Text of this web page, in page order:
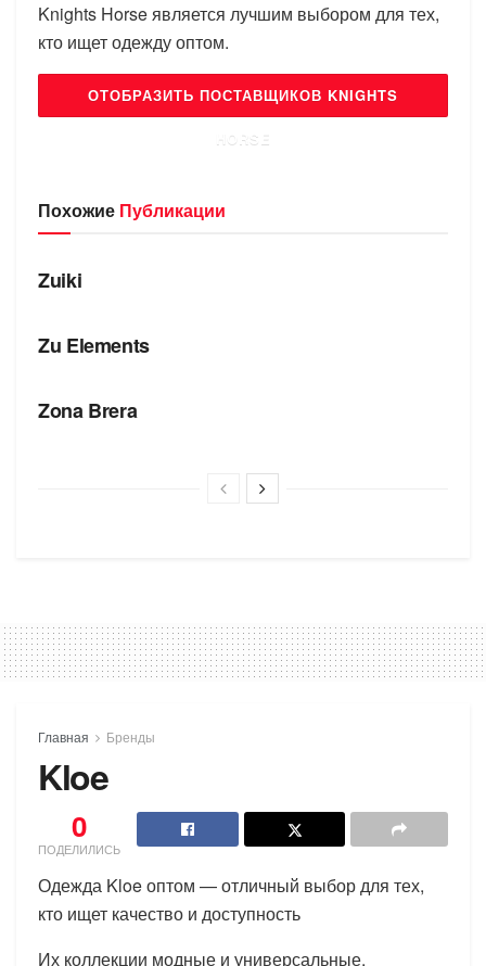
Knights Horse является лучшим выбором для тех,
кто ищет одежду оптом.
ОТОБРАЗИТЬ ПОСТАВЩИКОВ KNIGHTS
HORSE
Похожие Публикации
БРЕНДЫ
Zuiki
Zu Elements
Zona Brera
Главная Бренды
Kloe
0
ПОДЕЛИЛИСЬ
Одежда Kloe оптом — отличный выбор для тех,
кто ищет качество и доступность
Их коллекции модные и универсальные,